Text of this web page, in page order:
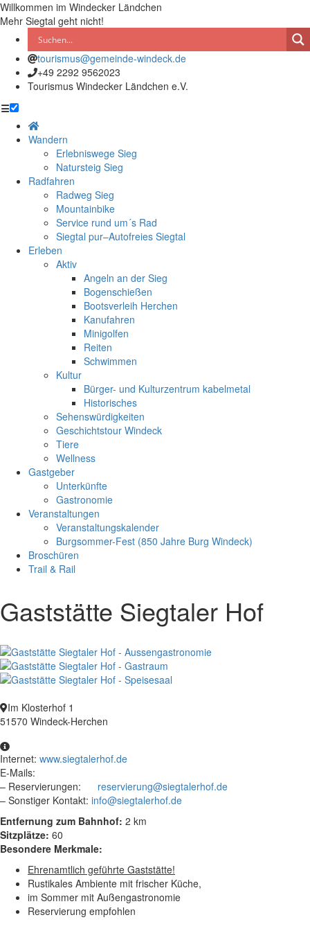
Willkommen im Windecker Ländchen
Mehr Siegtal geht nicht!
tourismus@gemeinde-windeck.de
+49 2292 9562023
Tourismus Windecker Ländchen e.V.
☰
Wandern
Erlebniswege Sieg
Natursteig Sieg
Radfahren
Radweg Sieg
Mountainbike
Service rund um´s Rad
Siegtal pur–Autofreies Siegtal
Erleben
Aktiv
Angeln an der Sieg
Bogenschießen
Bootsverleih Herchen
Kanufahren
Minigolfen
Reiten
Schwimmen
Kultur
Bürger- und Kulturzentrum kabelmetal
Historisches
Sehenswürdigkeiten
Geschichtstour Windeck
Tiere
Wellness
Gastgeber
Unterkünfte
Gastronomie
Veranstaltungen
Veranstaltungskalender
Burgsommer-Fest (850 Jahre Burg Windeck)
Broschüren
Trail & Rail
Gaststätte Siegtaler Hof
Im Klosterhof 1
51570 Windeck-Herchen
Internet: www.siegtalerhof.de
E-Mails:
– Reservierungen: reservierung@siegtalerhof.de
– Sonstiger Kontakt: info@siegtalerhof.de
Entfernung zum Bahnhof: 2 km
Sitzplätze: 60
Besondere Merkmale:
Ehrenamtlich geführte Gaststätte!
Rustikales Ambiente mit frischer Küche,
im Sommer mit Außengastronomie
Reservierung empfohlen